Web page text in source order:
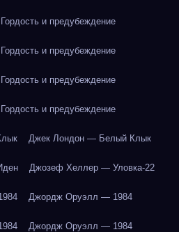
и предубеждение
и предубеждение
и предубеждение
и предубеждение
Джек Лондон — Белый Клык
Джозеф Хеллер — Уловка-22
Джордж Оруэлл — 1984
Джордж Оруэлл — 1984